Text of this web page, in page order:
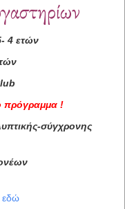
4 ετών
πρόγραμμα !
σύγχρονης
εδώ